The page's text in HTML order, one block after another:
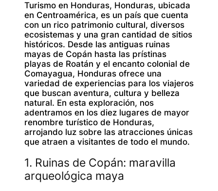
Turismo en Honduras, Honduras, ubicada
en Centroamérica, es un país que cuenta
con un rico patrimonio cultural, diversos
ecosistemas y una gran cantidad de sitios
históricos. Desde las antiguas ruinas
mayas de Copán hasta las prístinas
playas de Roatán y el encanto colonial de
Comayagua, Honduras ofrece una
variedad de experiencias para los viajeros
que buscan aventura, cultura y belleza
natural. En esta exploración, nos
adentramos en los diez lugares de mayor
renombre turístico de Honduras,
arrojando luz sobre las atracciones únicas
que atraen a visitantes de todo el mundo.
1. Ruinas de Copán: maravilla
arqueológica maya